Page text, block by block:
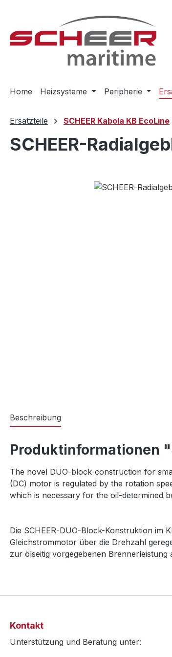
Home Heizsysteme Peripherie
Ersatzteile SCHEER Kabola KB EcoLine
SCHEER-
Bildergalerie überspringen
Beschreibung
Produktinformationen
The novel DUO-block-construction for
(DC) motor is regulated by the rotation
which is necessary for the oil-determined
Die SCHEER-DUO-Block-Konstruktion im
Gleichstrommotor über die Drehzahl
zur ölseitig vorgegebenen
Kontakt
Unterstützung und Beratung unter: